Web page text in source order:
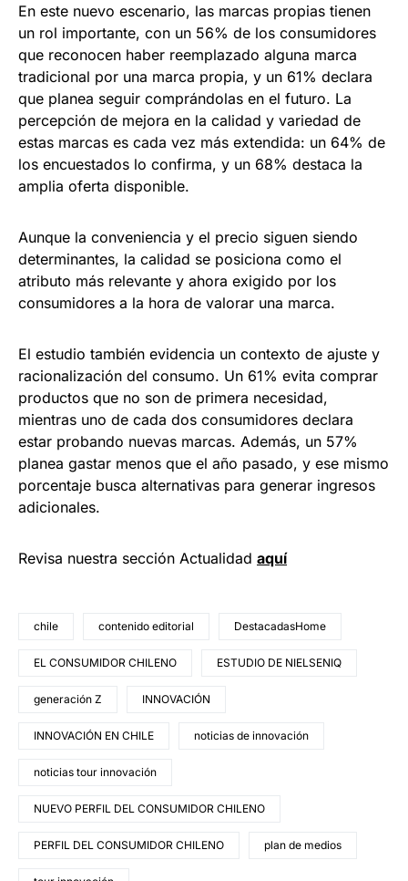
En este nuevo escenario, las marcas propias tienen
un rol importante, con un 56% de los consumidores
que reconocen haber reemplazado alguna marca
tradicional por una marca propia, y un 61% declara
que planea seguir comprándolas en el futuro. La
percepción de mejora en la calidad y variedad de
estas marcas es cada vez más extendida: un 64% de
los encuestados lo confirma, y un 68% destaca la
amplia oferta disponible.
Aunque la conveniencia y el precio siguen siendo
determinantes, la calidad se posiciona como el
atributo más relevante y ahora exigido por los
consumidores a la hora de valorar una marca.
El estudio también evidencia un contexto de ajuste y
racionalización del consumo. Un 61% evita comprar
productos que no son de primera necesidad,
mientras uno de cada dos consumidores declara
estar probando nuevas marcas. Además, un 57%
planea gastar menos que el año pasado, y ese mismo
porcentaje busca alternativas para generar ingresos
adicionales.
Revisa nuestra sección Actualidad aquí
chile contenido editorial DestacadasHome
EL CONSUMIDOR CHILENO ESTUDIO DE NIELSENIQ
generación Z INNOVACIÓN
INNOVACIÓN EN CHILE noticias de innovación
noticias tour innovación
NUEVO PERFIL DEL CONSUMIDOR CHILENO
PERFIL DEL CONSUMIDOR CHILENO plan de medios